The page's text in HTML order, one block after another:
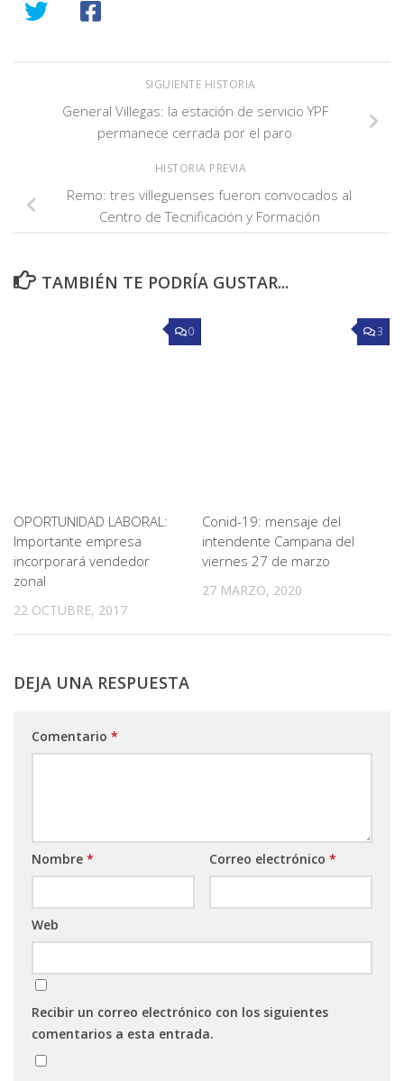
SIGUIENTE HISTORIA
General Villegas: la estación de servicio YPF
permanece cerrada por el paro
HISTORIA PREVIA
Remo: tres villeguenses fueron convocados al
Centro de Tecnificación y Formación
TAMBIÉN TE PODRÍA GUSTAR...
0
OPORTUNIDAD LABORAL:
Importante empresa
incorporará vendedor
zonal
22 OCTUBRE, 2017
3
Conid-19: mensaje del
intendente Campana del
viernes 27 de marzo
27 MARZO, 2020
DEJA UNA RESPUESTA
Comentario *
Nombre * Correo electrónico *
Web
Recibir un correo electrónico con los siguientes
comentarios a esta entrada.